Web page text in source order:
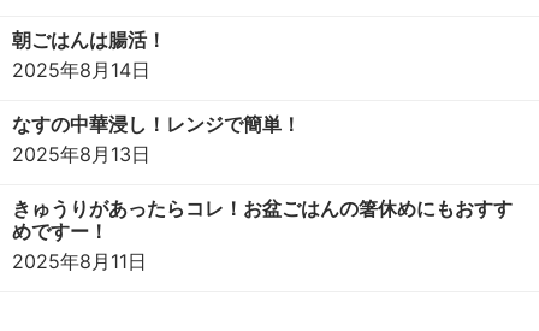
朝ごはんは腸活！
2025年8月14日
なすの中華浸し！レンジで簡単！
2025年8月13日
きゅうりがあったらコレ！お盆ごはんの箸休めにもおすす
めですー！
2025年8月11日